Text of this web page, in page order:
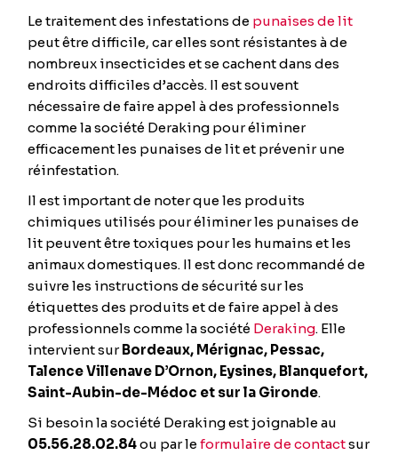
Le traitement des infestations de punaises de lit
peut être difficile, car elles sont résistantes à de
nombreux insecticides et se cachent dans des
endroits difficiles d’accès. Il est souvent
nécessaire de faire appel à des professionnels
comme la société Deraking pour éliminer
efficacement les punaises de lit et prévenir une
réinfestation.
Il est important de noter que les produits
chimiques utilisés pour éliminer les punaises de
lit peuvent être toxiques pour les humains et les
animaux domestiques. Il est donc recommandé de
suivre les instructions de sécurité sur les
étiquettes des produits et de faire appel à des
professionnels comme la société Deraking. Elle
intervient surBordeaux, Mérignac, Pessac,
Talence Villenave D’Ornon, Eysines, Blanquefort,
Saint-Aubin-de-Médoc et sur la Gironde.
Si besoin la société Deraking est joignable au
05.56.28.02.84ou par leformulaire de contactsur